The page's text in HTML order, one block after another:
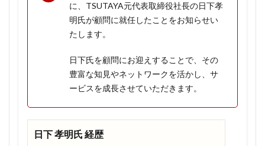
120GB
プラン
に変更
料はそ
のま
ま！
1.1.6
ワンコ
インキ
に、TSUTAYA元代表取締役社長の日下孝
明氏が顧問に就任したことをお知らせい
たします。
日下氏を顧問にお迎えすることで、その
豊富な知見やネットワークを活かし、サ
ービスを成長させていただきます。
日下 孝明氏 経歴